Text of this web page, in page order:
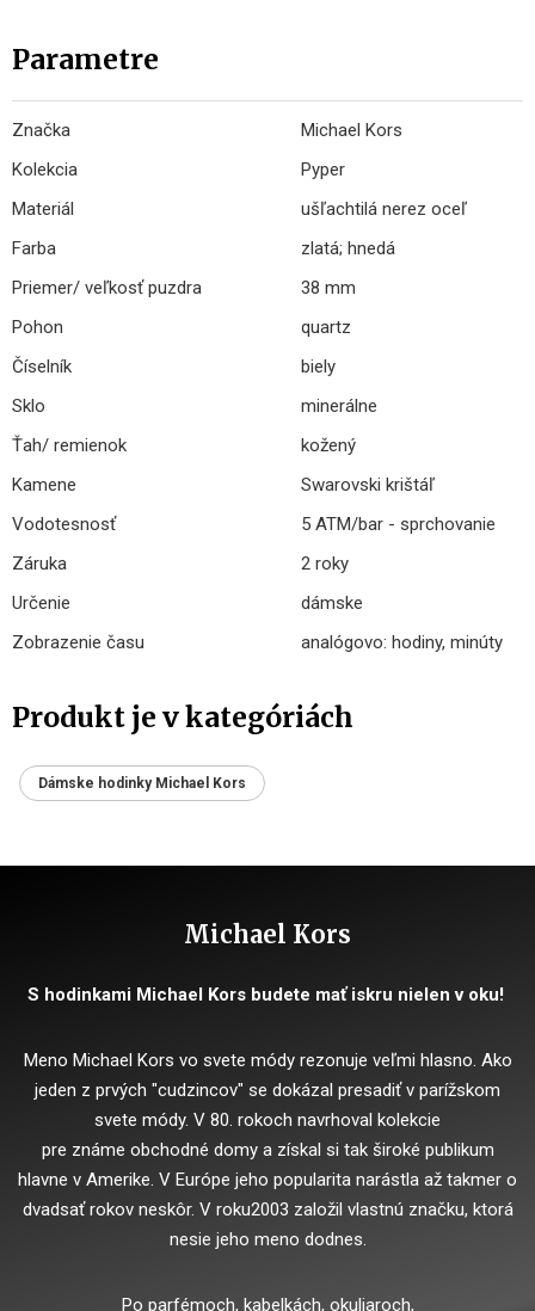
Parametre
Značka
Michael Kors
Kolekcia
Pyper
Materiál
ušľachtilá nerez oceľ
Farba
zlatá; hnedá
Priemer/ veľkosť puzdra
38 mm
Pohon
quartz
Číselník
biely
Sklo
minerálne
Ťah/ remienok
kožený
Kamene
Swarovski krištáľ
Vodotesnosť
5 ATM/bar - sprchovanie
Záruka
2 roky
Určenie
dámske
Zobrazenie času
analógovo: hodiny, minúty
Produkt je v kategóriách
Dámske hodinky Michael Kors
Michael Kors
S hodinkami Michael Kors budete mať iskru nielen v oku!
Meno Michael Kors vo svete módy rezonuje veľmi hlasno. Ako
jeden z prvých "cudzincov" se dokázal presadiť v parížskom
svete módy. V 80. rokoch navrhoval kolekcie
pre známe obchodné domy a získal si tak široké publikum
hlavne v Amerike. V Európe jeho popularita narástla až takmer o
dvadsať rokov neskôr. V roku2003 založil vlastnú značku, ktorá
nesie jeho meno dodnes.
Po parfémoch, kabelkách, okuliaroch,